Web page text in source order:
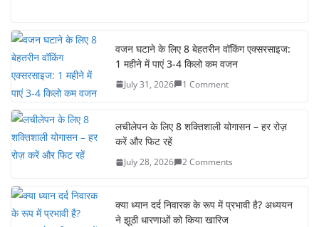
c
e
b
o
o
k
itt
er e
वजन घटाने के लिए 8 बेहतरीन वॉकिंग एक्सरसाइज:
1 महीने में पाएं 3-4 किलो कम वजन
July 31, 2026 1 Comment
लचीलेपन के लिए 8 शक्तिशाली योगासन – हर रोज़
करें और फिट रहें
July 28, 2026 2 Comments
क्या ध्यान दर्द निवारक के रूप में प्रभावी है? अध्ययन
ने झूठी धारणाओं को किया खारिज